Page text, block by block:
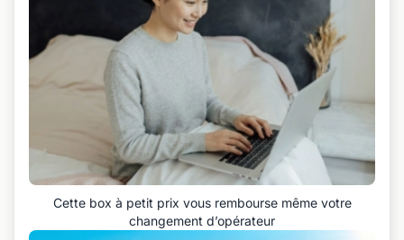
Cette box à petit prix vous rembourse même votre
changement d’opérateur